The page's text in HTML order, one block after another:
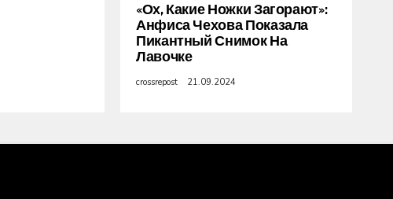
«Ох, Какие Ножки Загорают»:
Анфиса Чехова Показала
Пикантный Снимок На
Лавочке
crossrepost 21.09.2024